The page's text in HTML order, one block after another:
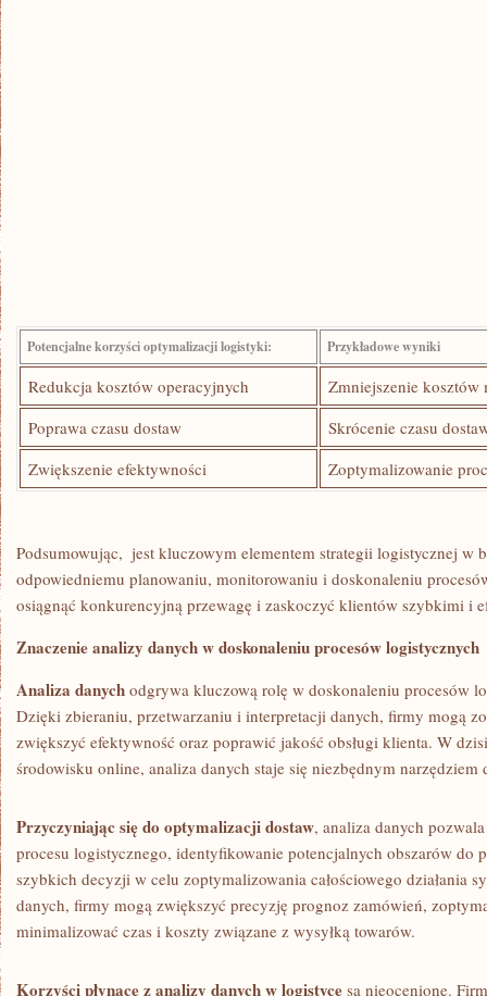
Potencjalne ​korzyści optymalizacji logistyki: Przykładowe wyniki
Redukcja kosztów operacyjnych
Zmniejszenie kosztów
Poprawa czasu dostaw
Skrócenie czasu‍
Zwiększenie efektywności
Zoptymalizowanie
Podsumowując, ​ jest⁤ kluczowym elementem⁢ strategii logistycznej ⁢w
odpowiedniemu planowaniu, monitorowaniu i doskonaleniu
osiągnąć konkurencyjną przewagę i zaskoczyć klientów szybkimi‍ i
Znaczenie analizy danych w⁤ doskonaleniu procesów logistycznych
Analiza⁤ danych odgrywa kluczową rolę⁤ w doskonaleniu procesów
Dzięki zbieraniu, przetwarzaniu i interpretacji danych, firmy ​mogą
zwiększyć efektywność oraz⁣ poprawić jakość obsługi klienta. W
środowisku online, analiza danych⁤ staje się niezbędnym narzędziem
Przyczyniając się do optymalizacji dostaw, analiza danych
procesu logistycznego, identyfikowanie potencjalnych obszarów do
szybkich ​decyzji w celu zoptymalizowania całościowego działania
danych, firmy⁢ mogą zwiększyć precyzję ⁣prognoz ‍zamówień,
minimalizować ⁢czas i⁣ koszty związane z wysyłką towarów.
Korzyści płynące z analizy danych w logistyce są nieocenione.